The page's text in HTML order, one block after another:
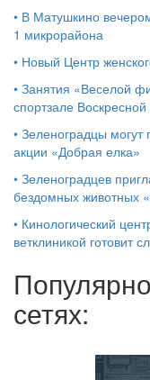
• В Матушкино
1 микрорайона
• Новый Центр
• Занятия «Веселой
спортзале
• Зеленоградцы могут
акции «Добрая елка»
• Зеленоградцев
бездомных животных
• Кинологический
ветклиникой готовит
сетях: